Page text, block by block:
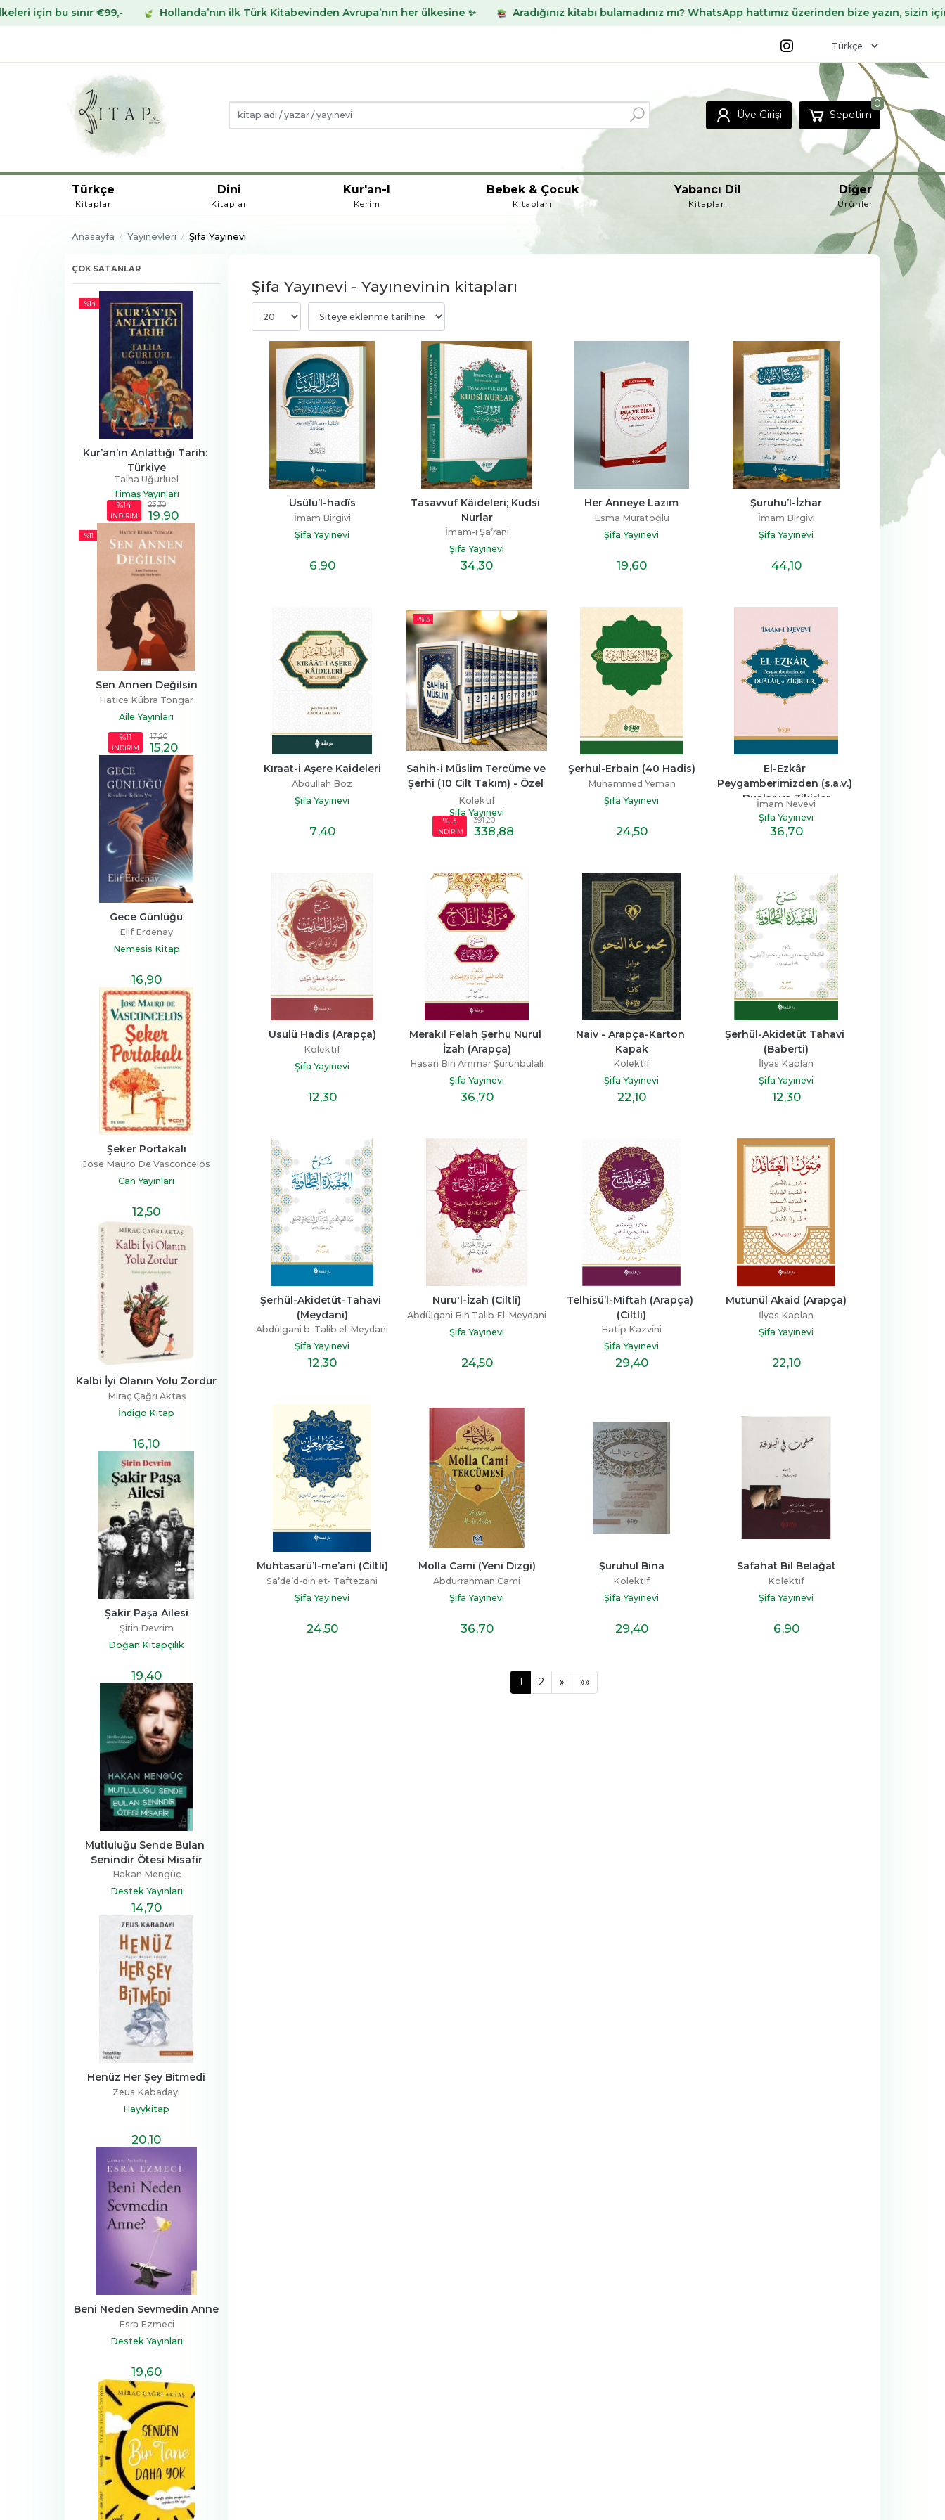
Hollanda’nın ilk Türk Kitabevinden Avrupa’nın her ülkesine ✨ Aradığınız kitabı bulamadınız mı? WhatsApp hattımız üzerinden bize yazın, sizin için temin edelim ✨
Üye Girişi Sepetim
0
Türkçe
Kitaplar
Dini
Kitaplar
Kur'an-I
Kerim
Bebek & Çocuk
Kitapları
Yabancı Dil
Kitapları
Diğer
Ürünler
Anasayfa Yayınevleri Şifa Yayınevi
ÇOK SATANLAR
-%14
Kur’an’ın Anlattığı Tarih:
Türkiye
Talha Uğurluel
Timaş Yayınları
%14
İNDİRİM
23,30
19,90
-%11
Sen Annen Değilsin
Hatice Kübra Tongar
Aile Yayınları
%11
İNDİRİM
17,20
15,20
Gece Günlüğü
Elif Erdenay
Nemesis Kitap
16,90
Şeker Portakalı
Jose Mauro De Vasconcelos
Can Yayınları
12,50
Kalbi İyi Olanın Yolu Zordur
Miraç Çağrı Aktaş
İndigo Kitap
16,10
Şakir Paşa Ailesi
Şirin Devrim
Doğan Kitapçılık
19,40
Mutluluğu Sende Bulan
Senindir Ötesi Misafir
Hakan Mengüç
Destek Yayınları
14,70
Henüz Her Şey Bitmedi
Zeus Kabadayı
Hayykitap
20,10
Beni Neden Sevmedin Anne
Esra Ezmeci
Destek Yayınları
19,60
Şifa Yayınevi - Yayınevinin kitapları
Usûlu’l-hadîs
İmam Birgivi
Şifa Yayınevi
6,90
Tasavvuf Kâideleri; Kudsi
Nurlar
İmam-ı Şa’rani
Şifa Yayınevi
34,30
Her Anneye Lazım
Esma Muratoğlu
Şifa Yayınevi
19,60
Şuruhu’l-İzhar
İmam Birgivi
Şifa Yayınevi
44,10
Kıraat-i Aşere Kaideleri
Abdullah Boz
Şifa Yayınevi
7,40
-%13
Sahih-i Müslim Tercüme ve
Şerhi (10 Cilt Takım) - Özel
Kutulu
Kolektif
Şifa Yayınevi
%13
İNDİRİM
391,20
338,88
Şerhul-Erbain (40 Hadis)
Muhammed Yeman
Şifa Yayınevi
24,50
El-Ezkâr
Peygamberimizden (s.a.v.)
Dualar ve Zikirler
İmam Nevevi
Şifa Yayınevi
36,70
Usulü Hadis (Arapça)
Kolektıf
Şifa Yayınevi
12,30
Merakıl Felah Şerhu Nurul
İzah (Arapça)
Hasan Bin Ammar Şurunbulalı
Şifa Yayınevi
36,70
Naiv - Arapça-Karton
Kapak
Kolektif
Şifa Yayınevi
22,10
Şerhül-Akidetüt Tahavi
(Baberti)
İlyas Kaplan
Şifa Yayınevi
12,30
Şerhül-Akidetüt-Tahavi
(Meydani)
Abdülgani b. Talib el-Meydani
Şifa Yayınevi
12,30
Nuru'l-İzah (Ciltli)
Abdülgani Bin Talib El-Meydani
Şifa Yayınevi
24,50
Telhisü’l-Miftah (Arapça)
(Ciltli)
Hatip Kazvini
Şifa Yayınevi
29,40
Mutunül Akaid (Arapça)
İlyas Kaplan
Şifa Yayınevi
22,10
Muhtasarü’l-me’ani (Ciltli)
Sa’de’d-din et- Taftezani
Şifa Yayınevi
24,50
Molla Cami (Yeni Dizgi)
Abdurrahman Cami
Şifa Yayınevi
36,70
Şuruhul Bina
Kolektıf
Şifa Yayınevi
29,40
Safahat Bil Belağat
Kolektıf
Şifa Yayınevi
6,90
1 2 » »»